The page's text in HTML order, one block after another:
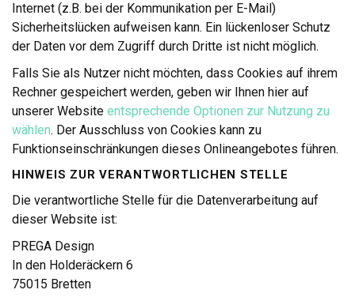
Internet (z.B. bei der Kommunikation per E-Mail)
Sicherheitslücken aufweisen kann. Ein lückenloser Schutz
der Daten vor dem Zugriff durch Dritte ist nicht möglich.
Falls Sie als Nutzer nicht möchten, dass Cookies auf ihrem
Rechner gespeichert werden, geben wir Ihnen hier auf
unserer Website entsprechende Optionen zur Nutzung zu
wählen. Der Ausschluss von Cookies kann zu
Funktionseinschränkungen dieses Onlineangebotes führen.
HINWEIS ZUR VERANTWORTLICHEN STELLE
Die verantwortliche Stelle für die Datenverarbeitung auf
dieser Website ist:
PREGA Design
In den Holderäckern 6
75015 Bretten